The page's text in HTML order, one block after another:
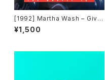
[1992] Martha Wash – Give
It To You [RCA][2枚組]
¥1,500